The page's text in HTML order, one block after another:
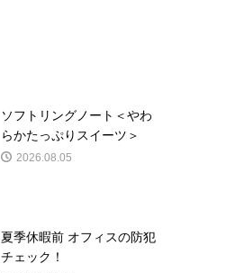
ソフトリングノート＜やわ
らかたっぷりスイーツ＞
2026.08.05
夏季休暇前 オフィスの防犯
チェック！